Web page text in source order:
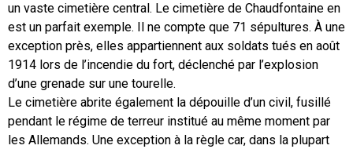
un vaste cimetière central. Le cimetière de Chaudfontaine en
est un parfait exemple. Il ne compte que 71 sépultures. À une
exception près, elles appartiennent aux soldats tués en août
1914 lors de l’incendie du fort, déclenché par l’explosion
d’une grenade sur une tourelle.
Le cimetière abrite également la dépouille d’un civil, fusillé
pendant le régime de terreur institué au même moment par
les Allemands. Une exception à la règle car, dans la plupart